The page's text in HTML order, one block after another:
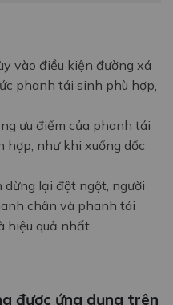
vào điều kiện đường xá
phanh tái sinh phù hợp,
ưu điểm của phanh tái
như khi xuống dốc
dừng lại đột ngột, người
chân và phanh tái
hiệu quả nhất
được ứng dụng trên